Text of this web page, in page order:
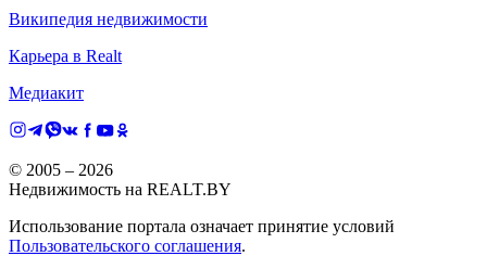
Википедия недвижимости
Карьера в Realt
Медиакит
© 2005 – 2026
Недвижимость на REALT.BY
Использование портала означает принятие условий
Пользовательского соглашения.